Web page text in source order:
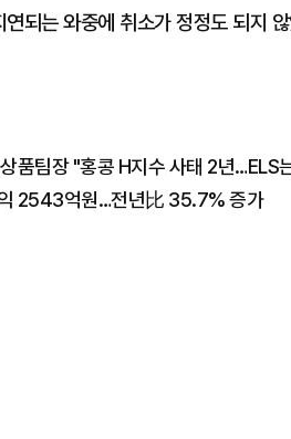
되는 와중에 취소가 정정도 되지
품팀장 "홍콩 H지수 사태 2년…ELS
2543억원…전년比 35.7% 증가